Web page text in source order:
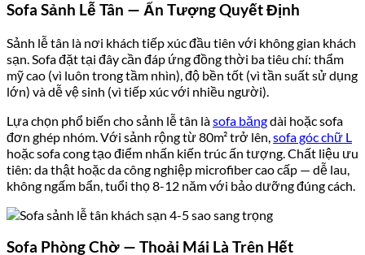
Sofa Sảnh Lễ Tân — Ấn Tượng Quyết Định
Sảnh lễ tân là nơi khách tiếp xúc đầu tiên với không gian khách
sạn. Sofa đặt tại đây cần đáp ứng đồng thời ba tiêu chí: thẩm
mỹ cao (vì luôn trong tầm nhìn), độ bền tốt (vì tần suất sử dụng
lớn) và dễ vệ sinh (vì tiếp xúc với nhiều người).
Lựa chọn phổ biến cho sảnh lễ tân làsofa băngdài hoặc sofa
đơn ghép nhóm. Với sảnh rộng từ 80m² trở lên, sofa góc chữ L
hoặc sofa cong tạo điểm nhấn kiến trúc ấn tượng. Chất liệu ưu
tiên: da thật hoặc da công nghiệp microfiber cao cấp — dễ lau,
không ngấm bẩn, tuổi thọ 8-12 năm với bảo dưỡng đúng cách.
Sofa Phòng Chờ — Thoải Mái Là Trên Hết